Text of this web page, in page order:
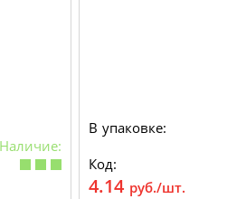
Наличие:
В упаковке:
Код:
4.14 руб./шт.